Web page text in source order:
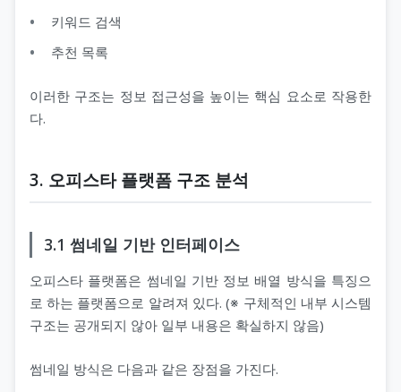
키워드 검색
추천 목록
이러한 구조는 정보 접근성을 높이는 핵심 요소로 작용한
다.
3. 오피스타 플랫폼 구조 분석
3.1 썸네일 기반 인터페이스
오피스타 플랫폼은 썸네일 기반 정보 배열 방식을 특징으
로 하는 플랫폼으로 알려져 있다. (※ 구체적인 내부 시스템
구조는 공개되지 않아 일부 내용은 확실하지 않음)
썸네일 방식은 다음과 같은 장점을 가진다.